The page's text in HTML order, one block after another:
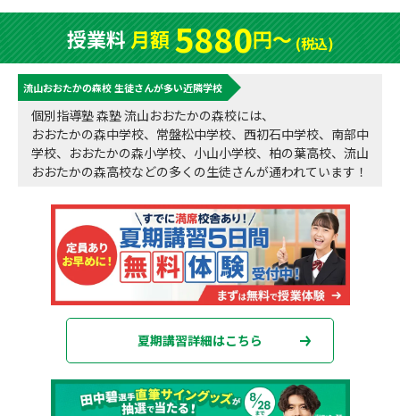
森塾の授業料について
子と親のお悩み別！なぜ？どうして？森塾！
数字でなるほど！森塾
動画でわかる！森塾
入塾までの流れ
無料体験授業について
森塾のお得なキャンペーン・割引制度
お電話はこちら
0120-602-607
授業料等お問合わせはこちら
校舎一覧
授業料月額5880円〜(税込)
流山おおたかの森校 生徒さんが多い近隣学校
個別指導塾 森塾 流山おおたかの森校には、
おおたかの森中学校、常盤松中学校、西初石中学校、南部中
学校、おおたかの森小学校、小山小学校、柏の葉高校、流山
おおたかの森高校などの多くの生徒さんが通われています！
夏期講習詳細はこちら